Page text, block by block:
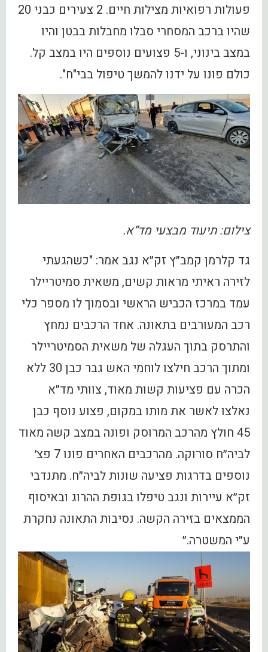
פעולות רפואיות מצילות חיים. 2 צעירים כבני 20
שהיו ברכב המסחרי סבלו מחבלות בבטן והיו
במצב בינוני, ו-5 פצועים נוספים היו במצב קל.
כולם פונו על ידנו להמשך טיפול בבי"ח".
צילום: תיעוד מבצעי מד“א.
גד קלרמן קמב״ץ זק״א נגב אמר: "כשהגעתי
לזירה ראיתי מראות קשים, משאית סמיטריילר
עמד במרכז הכביש הראשי ובסמוך לו מספר כלי
רכב המעורבים בתאונה. אחד הרכבים נמחץ
והתרסק בתוך העגלה של משאית הסמיטריילר
ומתוך הרכב חילצו לוחמי האש גבר כבן 30 ללא
הכרה עם פציעות קשות מאוד, צוותי מד״א
נאלצו לאשר את מותו במקום, פצוע נוסף כבן
45 חולץ מהרכב המרוסק ופונה במצב קשה מאוד
לביה״ח סורוקה. מהרכבים האחרים פונו 7 פצ׳
נוספים בדרגות פציעה שונות לביה״ח. מתנדבי
זק״א עיירות ונגב טיפלו בגופת ההרוג ובאיסוף
הממצאים בזירה הקשה. נסיבות התאונה נחקרת
ע״י המשטרה.״